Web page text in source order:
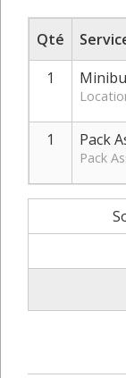
Qté
1
1 Pack
Pack